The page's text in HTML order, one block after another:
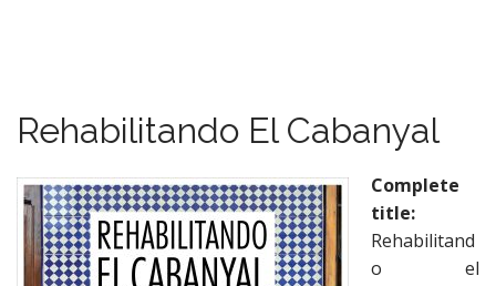
n
m
e
n
u
t
o
c
o
n
Rehabilitando El Cabanyal
Complete
title:
Rehabilitand
o el